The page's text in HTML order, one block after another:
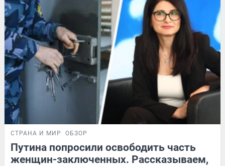
СТРАНА И МИР ОБЗОР
Путина попросили освободить часть
женщин-заключенных. Рассказываем,